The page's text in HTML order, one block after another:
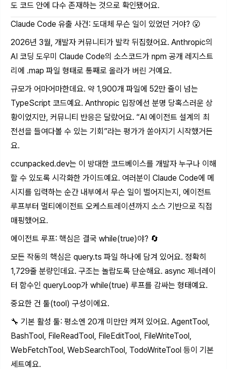
도 코드 안에 다수 존재하는 것으로 확인됐어요.
Claude Code 유출 사건: 도대체 무슨 일이 있었던 거야? 😮
2026년 3월, 개발자 커뮤니티가 발칵 뒤집혔어요. Anthropic의
AI 코딩 도우미 Claude Code의 소스코드가 npm 공개 레지스트
리에 .map 파일 형태로 통째로 올라가 버린 거예요.
규모가 어마어마한데요. 약 1,900개 파일에 52만 줄이 넘는
TypeScript 코드예요. Anthropic 입장에선 분명 당혹스러운 상
황이었지만, 커뮤니티 반응은 달랐어요. “AI 에이전트 설계의 최
전선을 들여다볼 수 있는 기회”라는 평가가 쏟아지기 시작했거든
요.
ccunpacked.dev는 이 방대한 코드베이스를 개발자 누구나 이해
할 수 있도록 시각화한 가이드예요. 여러분이 Claude Code에 메
시지를 입력하는 순간 내부에서 무슨 일이 벌어지는지, 에이전트
루프부터 멀티에이전트 오케스트레이션까지 소스 기반으로 직접
매핑했어요.
에이전트 루프: 핵심은 결국 while(true)야? 🔄
모든 작동의 핵심은 query.ts 파일 하나에 담겨 있어요. 정확히
1,729줄 분량인데요. 구조는 놀랍도록 단순해요. async 제너레이
터 함수인 queryLoop가 while(true) 루프를 감싸는 형태예요.
중요한 건 툴(tool) 구성이에요.
🔧 기본 활성 툴: 평소엔 20개 미만만 켜져 있어요. AgentTool,
BashTool, FileReadTool, FileEditTool, FileWriteTool,
WebFetchTool, WebSearchTool, TodoWriteTool 등이 기본
세트예요.